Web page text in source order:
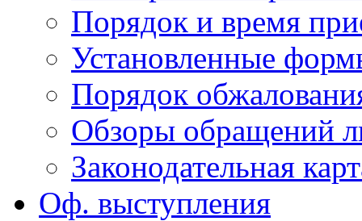
Порядок и время
Установленные
Порядок
Обзоры обращений
Законодательная
Оф. выступления